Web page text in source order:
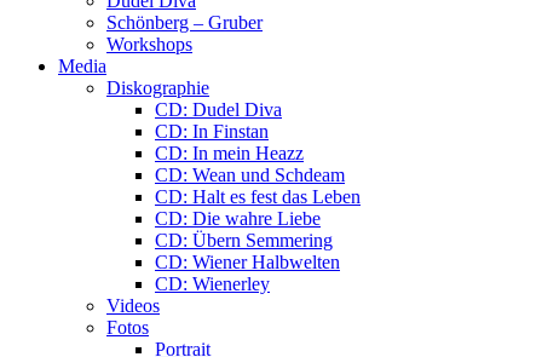
Schönberg – Gruber
Workshops
Media
Diskographie
CD: Dudel Diva
CD: In Finstan
CD: In mein Heazz
CD: Wean und Schdeam
CD: Halt es fest das Leben
CD: Die wahre Liebe
CD: Übern Semmering
CD: Wiener Halbwelten
CD: Wienerley
Videos
Fotos
Portrait